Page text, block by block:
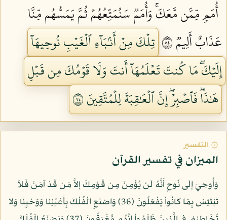
أُمَمٖ مِّمَّن مَّعَكَۚ وَأُمَمٞ سَنُمَتِّعُهُمۡ ثُمَّ يَمَسُّهُم مِّنَّا
عَذَابٌ أَلِيمٞ ٤٨
تِلۡكَ مِنۡ أَنۢبَآءِ ٱلۡغَيۡبِ نُوحِيهَآ
إِلَيۡكَۖ مَا كُنتَ تَعۡلَمُهَآ أَنتَ وَلَا قَوۡمُكَ مِن قَبۡلِ
هَٰذَاۖ فَٱصۡبِرۡۖ إِنَّ ٱلۡعَٰقِبَةَ لِلۡمُتَّقِينَ ٤٩
۞ التفسير
الميزان في تفسير القرآن
وَأُوحِيَ إِلَى نُوحٍ أَنَّهُ لَن يُؤْمِنَ مِن قَوْمِكَ إِلاَّ مَن قَدْ آمَنَ فَلاَ
تَبْتَئِسْ بِمَا كَانُواْ يَفْعَلُونَ (36) وَاصْنَعِ الْفُلْكَ بِأَعْيُنِنَا وَوَحْيِنَا وَلاَ